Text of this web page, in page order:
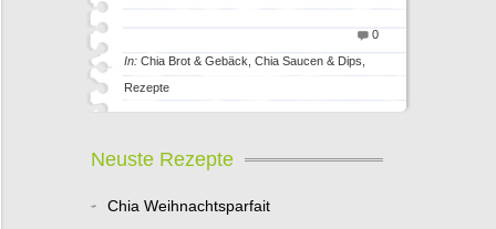
0
In: Chia Brot & Gebäck Chia Saucen & Dips
Rezepte
Neuste Rezepte
Chia Weihnachtsparfait